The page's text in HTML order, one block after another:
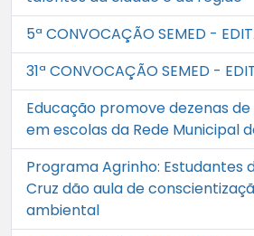
5ª CONVOCAÇÃO SEMED -
31ª CONVOCAÇÃO SEMED -
Educação promove dezenas
em escolas da Rede Municipal
Programa Agrinho: Estudantes
Cruz dão aula de
ambiental